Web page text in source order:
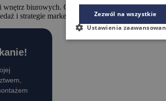
wnętrz biurowych. Od lat związany z branżą
i strategie marketingowe.
Zezwól na wszystkie
Ustawienia